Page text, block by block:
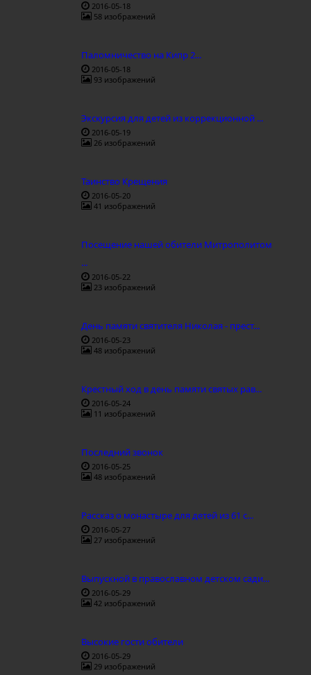
2016-05-18
58 изображений
Паломничество на Кипр 2...
2016-05-18
93 изображений
Экскурсия для детей из коррекционной ...
2016-05-19
26 изображений
Таинство Крещения
2016-05-20
41 изображений
Посещение нашей обители Митрополитом
...
2016-05-22
23 изображений
День памяти святителя Николая - прест...
2016-05-23
48 изображений
Крестный ход в день памяти святых рав...
2016-05-24
11 изображений
Последний звонок
2016-05-25
48 изображений
Рассказ о монастыре для детей из 61 с...
2016-05-27
27 изображений
Выпускной в православном детском сади...
2016-05-29
42 изображений
Высокие гости обители
2016-05-29
29 изображений